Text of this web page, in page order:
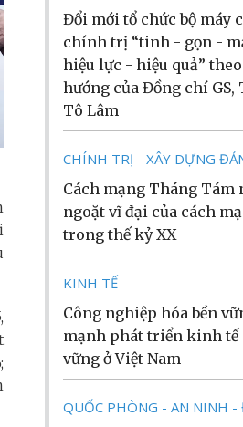
Đổi mới tổ chức bộ máy
chính trị “tinh - gọn -
hiệu lực - hiệu quả”
hướng của Đồng chí GS,
Tô Lâm
CHÍNH TRỊ - XÂY DỰNG
Cách mạng Tháng Tám
ngoặt vĩ đại của cách
trong thế kỷ XX
KINH TẾ
Công nghiệp hóa bền
mạnh phát triển kinh tế
vững ở Việt Nam
QUỐC PHÒNG - AN NINH -